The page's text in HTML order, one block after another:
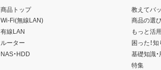
本契約について弊社と同じ権利を有する
の本店所在地を管轄する裁判所を専属的
品トップ
Fi(無線LAN)
線LAN
ーター
・HDD
教えてバ
商品の選
もっと活用
困った！
基礎知識
特集